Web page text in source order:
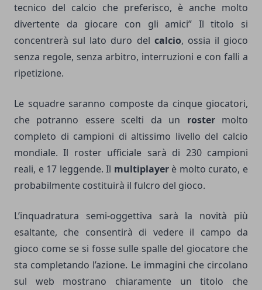
tecnico del calcio che preferisco, è anche molto
divertente da giocare con gli amici” Il titolo si
concentrerà sul lato duro del calcio, ossia il gioco
senza regole, senza arbitro, interruzioni e con falli a
ripetizione.
Le squadre saranno composte da cinque giocatori,
che potranno essere scelti da un rostermolto
completo di campioni di altissimo livello del calcio
mondiale. Il roster ufficiale sarà di 230 campioni
reali, e 17 leggende. Il multiplayer è molto curato, e
probabilmente costituirà il fulcro del gioco.
L’inquadratura semi-oggettiva sarà la novità più
esaltante, che consentirà di vedere il campo da
gioco come se si fosse sulle spalle del giocatore che
sta completando l’azione. Le immagini che circolano
sul web mostrano chiaramente un titolo che